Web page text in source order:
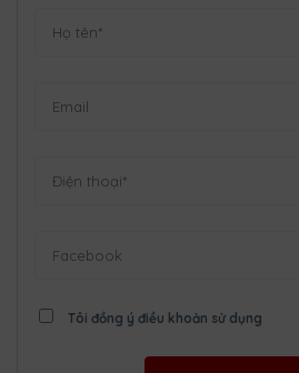
Tôi đồng ý điều khoản sử dụng